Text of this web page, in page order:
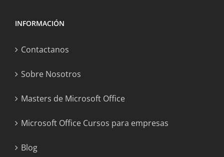
INFORMACIÓN
Contactanos
Sobre Nosotros
Masters de Microsoft Office
Microsoft Office Cursos para empresas
Blog